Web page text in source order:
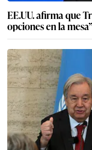
EE.UU. afirma que
opciones en la